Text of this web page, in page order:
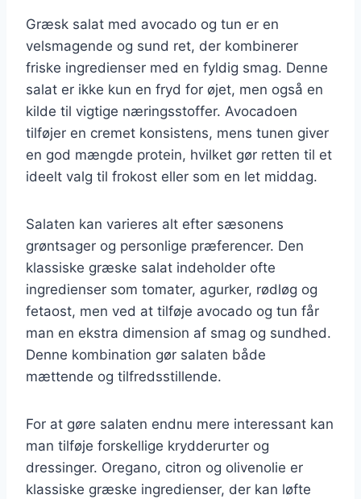
Græsk salat med avocado og tun er en
velsmagende og sund ret, der kombinerer
friske ingredienser med en fyldig smag. Denne
salat er ikke kun en fryd for øjet, men også en
kilde til vigtige næringsstoffer. Avocadoen
tilføjer en cremet konsistens, mens tunen giver
en god mængde protein, hvilket gør retten til et
ideelt valg til frokost eller som en let middag.
Salaten kan varieres alt efter sæsonens
grøntsager og personlige præferencer. Den
klassiske græske salat indeholder ofte
ingredienser som tomater, agurker, rødløg og
fetaost, men ved at tilføje avocado og tun får
man en ekstra dimension af smag og sundhed.
Denne kombination gør salaten både
mættende og tilfredsstillende.
For at gøre salaten endnu mere interessant kan
man tilføje forskellige krydderurter og
dressinger. Oregano, citron og olivenolie er
klassiske græske ingredienser, der kan løfte